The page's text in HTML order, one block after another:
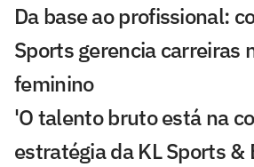
Da base ao profissional:
Sports gerencia carreiras
feminino
'O talento bruto está na
estratégia da KL Sports &